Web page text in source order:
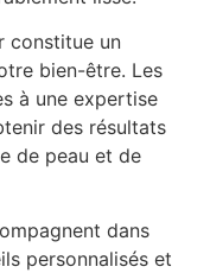
constitue un
bien-être. Les
à une expertise
des résultats
de peau et de
dans
personnalisés et